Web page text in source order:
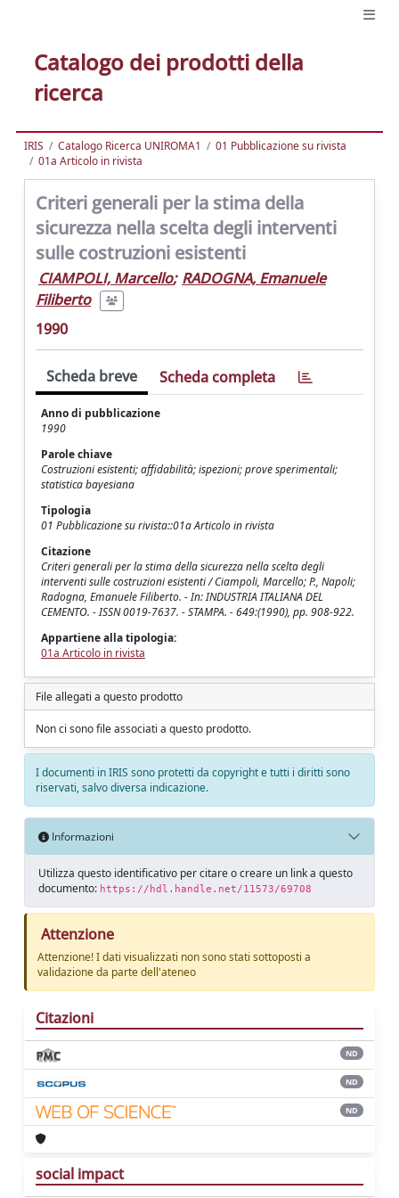
Catalogo dei prodotti della
ricerca
IRIS Catalogo Ricerca UNIROMA1
01 Pubblicazione su rivista
01a Articolo in rivista
Criteri generali per la stima della
sicurezza nella scelta degli interventi
sulle costruzioni esistenti
CIAMPOLI, Marcello; RADOGNA, Emanuele
Filiberto
1990
Scheda breve Scheda completa
Anno di pubblicazione
1990
Parole chiave
Costruzioni esistenti; affidabilità; ispezioni; prove sperimentali;
statistica bayesiana
Tipologia
01 Pubblicazione su rivista::01a Articolo in rivista
Citazione
Criteri generali per la stima della sicurezza nella scelta degli
interventi sulle costruzioni esistenti / Ciampoli, Marcello; P., Napoli;
Radogna, Emanuele Filiberto. - In: INDUSTRIA ITALIANA DEL
CEMENTO. - ISSN 0019-7637. - STAMPA. - 649:(1990), pp. 908-922.
Appartiene alla tipologia:
01a Articolo in rivista
File allegati a questo prodotto
Non ci sono file associati a questo prodotto.
I documenti in IRIS sono protetti da copyright e tutti i diritti sono
riservati, salvo diversa indicazione.
Informazioni
Utilizza questo identificativo per citare o creare un link a questo
documento: https://hdl.handle.net/11573/69708
Attenzione
Attenzione! I dati visualizzati non sono stati sottoposti a
validazione da parte dell'ateneo
Citazioni
ND
ND
ND
social impact